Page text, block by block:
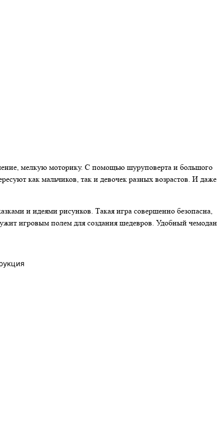
мелкую моторику. С помощью шуруповерта и большого
как мальчиков, так и девочек разных возрастов. И даже
и идеями рисунков. Такая игра совершенно безопасна,
игровым полем для создания шедевров. Удобный чемодан